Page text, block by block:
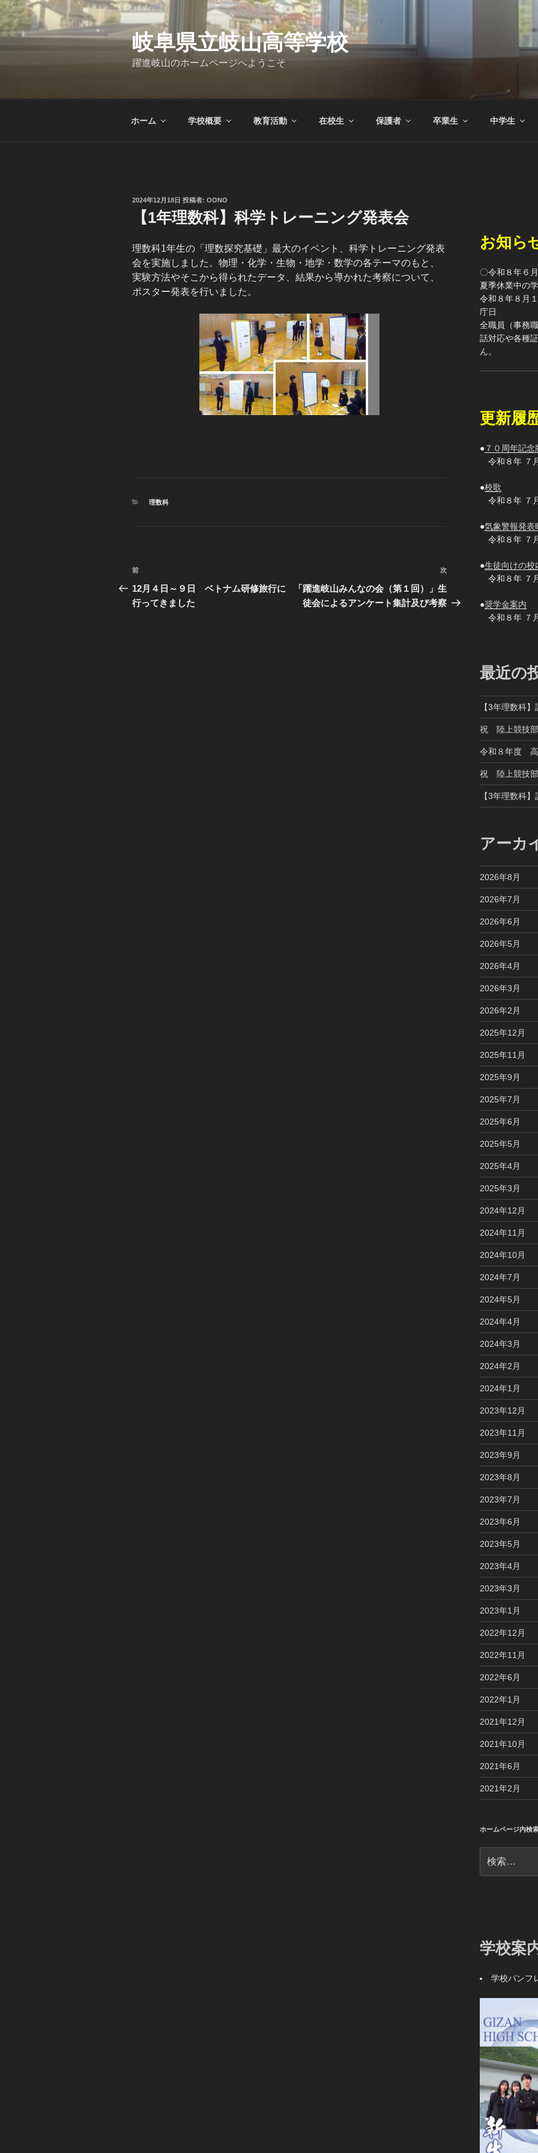
コ
ン
テ
岐阜県立岐山高等学校
躍進岐山のホームページへようこそ
ホーム 学校概要 教育活動 在校生 保護者 卒業生 中学生
投
2024年12月18日 投稿者: OONO
【1年理数科】科学トレーニング発表会
理数科1年生の「理数探究基礎」最大のイベント、科学トレーニング発表
会を実施しました。物理・化学・生物・地学・数学の各テーマのもと、
実験方法やそこから得られたデータ、結果から導かれた考察について、
ポスター発表を行いました。
カ
理数科
投
稿
ナ
前
の
投
前
12月４日～９日 ベトナム研修旅行に
行ってきました
次
投
次
「躍進岐山みんなの会（第１回）」生
徒会によるアンケート集計及び考察
お知ら
〇令和８年６
夏季休業中の
令和８年８月
庁日
全職員（事務
話対応や各種
ん。
更新履
●７０周年記念
令和８年
●校歌
令和８年
●気象警報発表
令和８年
●生徒向けの校
令和８年
●奨学金案内
令和８年
最近の
【3年理数科
祝 陸上競技
令和８年度 高
祝 陸上競技
【3年理数科
アーカ
2026年8月
2026年7月
2026年6月
2026年5月
2026年4月
2026年3月
2026年2月
2025年12月
2025年11月
2025年9月
2025年7月
2025年6月
2025年5月
2025年4月
2025年3月
2024年12月
2024年11月
2024年10月
2024年7月
2024年5月
2024年4月
2024年3月
2024年2月
2024年1月
2023年12月
2023年11月
2023年9月
2023年8月
2023年7月
2023年6月
2023年5月
2023年4月
2023年3月
2023年1月
2022年12月
2022年11月
2022年6月
2022年1月
2021年12月
2021年10月
2021年6月
2021年2月
ホームページ内検
索:
学校案
学校パンフ